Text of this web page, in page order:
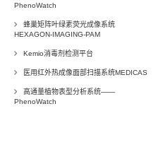
PhenoWatch
蜂巢矩阵叶绿素荧光成像系统
HEXAGON-IMAGING-PAM
Kemio消毒剂检测平台
医用红外热成像面部扫描系统MEDICAS
高通量植物表型分析系统——
PhenoWatch